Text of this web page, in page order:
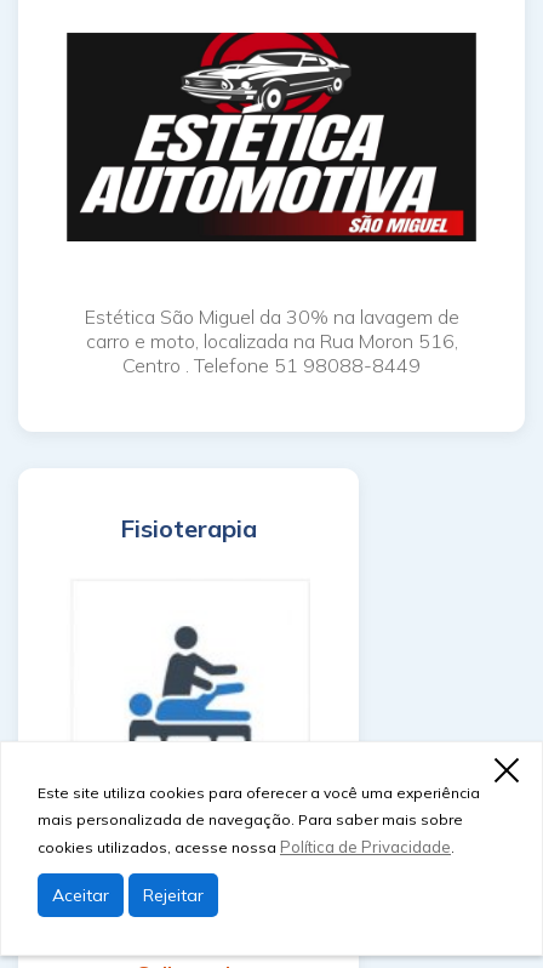
Estética São Miguel da 30% na lavagem de
carro e moto, localizada na Rua Moron 516,
Centro . Telefone 51 98088-8449
Fisioterapia
Conheça nossos profissionais
Este site utiliza cookies para oferecer a você uma experiência
mais personalizada de navegação. Para saber mais sobre
cookies utilizados, acesse nossa Política de Privacidade.
Aceitar Rejeitar